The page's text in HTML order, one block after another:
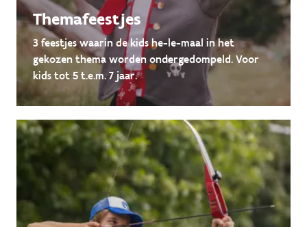
Themafeestjes
3 feestjes waarin de kids he-le-maal in het
gekozen thema worden ondergedompeld. Voor
kids tot 5 t.e.m. 7 jaar.